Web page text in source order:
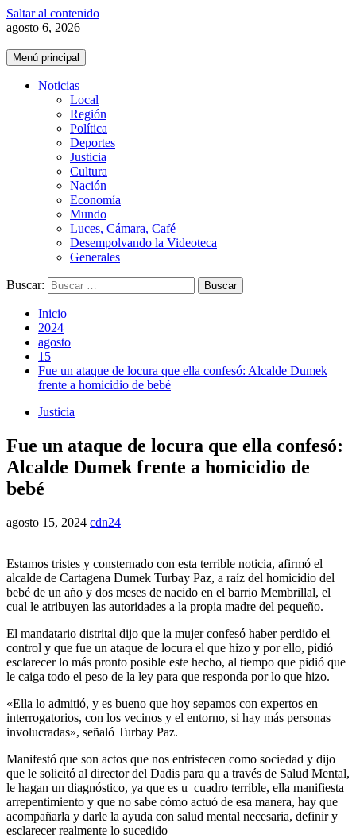
Saltar al contenido
agosto 6, 2026
Menú principal
Noticias
Local
Región
Política
Deportes
Justicia
Cultura
Nación
Economía
Mundo
Luces, Cámara, Café
Desempolvando la Videoteca
Generales
Buscar:
Inicio
2024
agosto
15
Fue un ataque de locura que ella confesó: Alcalde Dumek
frente a homicidio de bebé
Justicia
Fue un ataque de locura que ella confesó:
Alcalde Dumek frente a homicidio de
bebé
agosto 15, 2024 cdn24
Estamos tristes y consternado con esta terrible noticia, afirmó el
alcalde de Cartagena Dumek Turbay Paz, a raíz del homicidio del
bebé de un año y dos meses de nacido en el barrio Membrillal, el
cual le atribuyen las autoridades a la propia madre del pequeño.
El mandatario distrital dijo que la mujer confesó haber perdido el
control y que fue un ataque de locura el que hizo y por ello, pidió
esclarecer lo más pronto posible este hecho, al tiempo que pidió que
le caiga todo el peso de la ley para que responda por lo que hizo.
«Ella lo admitió, y es bueno que hoy sepamos con expertos en
interrogatorios, con los vecinos y el entorno, si hay más personas
involucradas», señaló Turbay Paz.
Manifestó que son actos que nos entristecen como sociedad y dijo
que le solicitó al director del Dadis para qu a través de Salud Mental,
le hagan un diagnóstico, ya que es u cuadro terrible, ella manifiesta
arrepentimiento y que no sabe cómo actuó de esa manera, hay que
acompañarla y darle la ayuda con salud mental necesaria, definir y
esclarecer realmente lo sucedido